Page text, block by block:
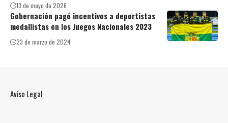
13 de mayo de 2026
Gobernación pagó incentivos a deportistas
medallistas en los Juegos Nacionales 2023
23 de marzo de 2024
Aviso Legal